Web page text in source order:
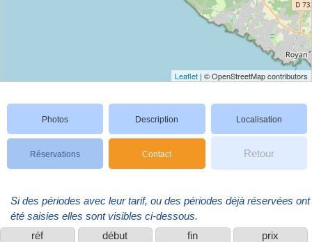
Leaflet | © OpenStreetMap contributors
Photos Description Localisation
Réservations Contact Retour
Si des périodes avec leur tarif, ou des périodes déjà réservées ont
été saisies elles sont visibles ci-dessous.
réf
début fin prix